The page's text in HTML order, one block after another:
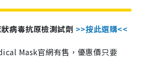
病毒抗原檢測試劑 >>按此選購<<
Mask官網有售，優惠價只要